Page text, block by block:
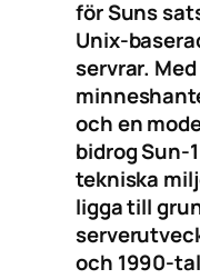
för Suns
Unix-
servrar.
och en
bidrog Sun-
tekniska
ligga till
och 1990-